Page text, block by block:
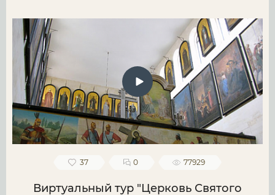
37 0 77929
Виртуальный тур "Церковь Святого